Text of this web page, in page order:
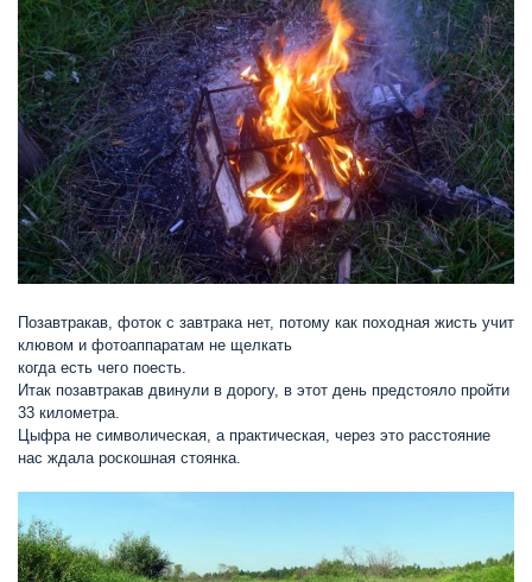
Позавтракав, фоток с завтрака нет, потому как походная жисть учит
клювом и фотоаппаратам не щелкать
когда есть чего поесть.
Итак позавтракав двинули в дорогу, в этот день предстояло пройти
33 километра.
Цыфра не символическая, а практическая, через это расстояние
нас ждала роскошная стоянка.